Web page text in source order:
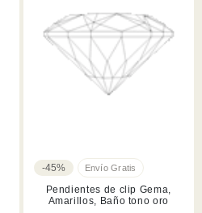
-45%
Pendientes de clip Gema,
Amarillos, Baño tono oro